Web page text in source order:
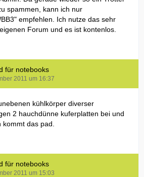
spammen, kann ich nur
empfehlen. Ich nutze das sehr
Forum und es ist kontenlos.
für notebooks
2011 um 16:37
kühlkörper diverser
2 hauchdünne kuferplatten bei und
das pad.
für notebooks
2011 um 15:03